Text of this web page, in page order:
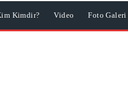
Kimdir? Video Foto Galeri